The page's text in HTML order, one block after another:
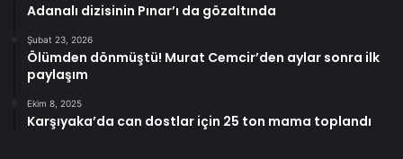
Adanalı dizisinin Pınar’ı da gözaltında
Şubat 23, 2026
Ölümden dönmüştü! Murat Cemcir’den aylar sonra ilk
paylaşım
Ekim 8, 2025
Karşıyaka’da can dostlar için 25 ton mama toplandı